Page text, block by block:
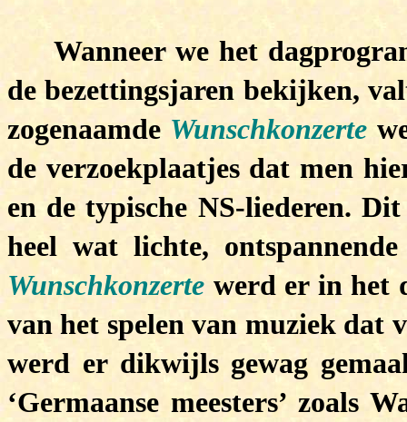
Wanneer we het
de bezettingsjaren bekijken,
zogenaamde Wunschkonzerte
de verzoekplaatjes dat men
en de typische NS-liederen.
heel wat lichte,
Wunschkonzerte werd er in het
van het spelen van muziek dat
werd er dikwijls gewag
‘Germaanse meesters’ zoals